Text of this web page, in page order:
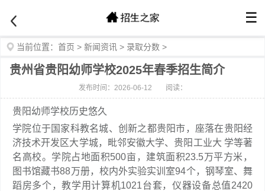
☰
当前位置： 首页 > 新闻资讯 > 录取分数 >
贵州省贵阳幼师学校2025年春季招生简介
发布时间：2026-06-12 阅读：
贵阳幼师学校历史悠久
学院位于国家科教名城、创新之都贵阳市，座落在贵阳经
济技术开发区大学城，毗邻安徽大学、贵阳工业大 学等著
名高校。学院占地面积500亩，建筑面积23.5万平方米，
图书馆藏书88万册，校内外实验实训室94个，钢琴室、舞
蹈房多个，教学用计算机1021台套，仪器设备总值2420